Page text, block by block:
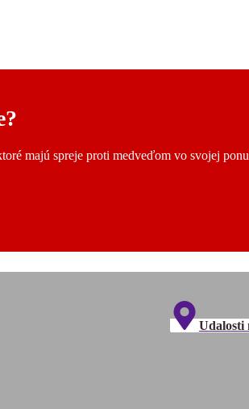
majú spreje proti medveďom vo svojej
Udalosti